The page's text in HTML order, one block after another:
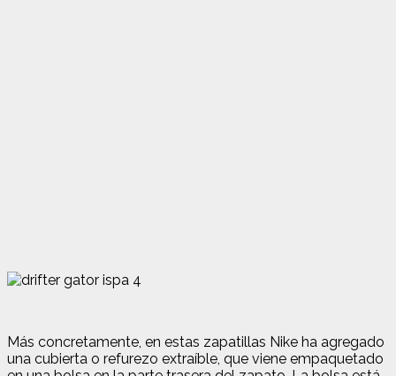
Más concretamente, en estas zapatillas Nike ha agregado
una cubierta o refurezo extraíble, que viene empaquetado